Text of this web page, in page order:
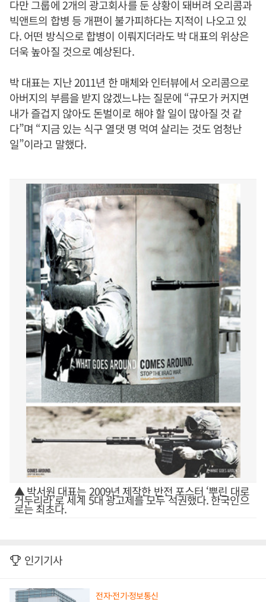
다만 그룹에 2개의 광고회사를 둔 상황이 돼버려 오리콤과
빅앤트의 합병 등 개편이 불가피하다는 지적이 나오고 있
다. 어떤 방식으로 합병이 이뤄지더라도 박 대표의 위상은
더욱 높아질 것으로 예상된다.
박 대표는 지난 2011년 한 매체와 인터뷰에서 오리콤으로
아버지의 부름을 받지 않겠느냐는 질문에 “규모가 커지면
내가 즐겁지 않아도 돈벌이로 해야 할 일이 많아질 것 같
다”며 “지금 있는 식구 열댓 명 먹여 살리는 것도 엄청난
일”이라고 말했다.
▲ 박서원 대표는 2009년 제작한 반전 포스터 ‘뿌린 대로
거두리라’로 세계 5대 광고제를 모두 석권했다. 한국인으
로는 최초다.
인기기사
전자·전기·정보통신